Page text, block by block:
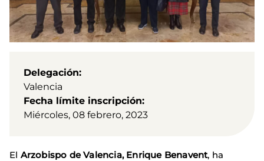
Delegación
Valencia
Fecha límite inscripción
Miércoles, 08 febrero, 2023
El Arzobispo de Valencia, Enrique Benavent, ha